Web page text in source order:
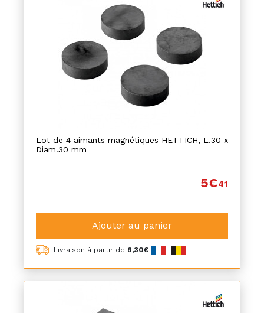
Lot de 4 aimants magnétiques HETTICH, L.30 x
Diam.30 mm
5€41
Ajouter au panier
Livraison à partir de 6,30€